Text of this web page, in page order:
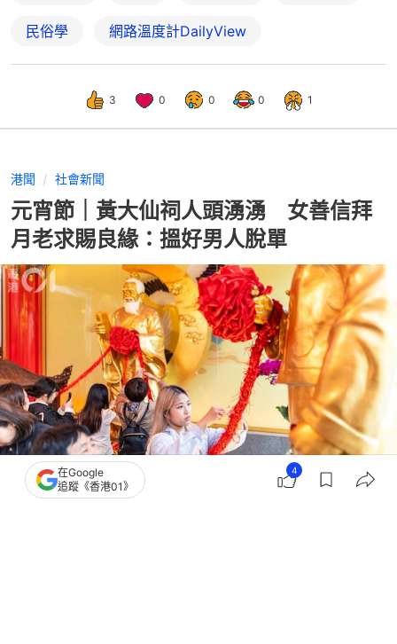
民俗學 網路溫度計DailyView
3 0 0 0 1
港聞 社會新聞
元宵節｜黃大仙祠人頭湧湧 女善信拜
月老求賜良緣：搵好男人脫單
撰文：洪戩昊
在Google
追蹤《香港01》
4